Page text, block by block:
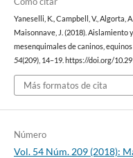
Yaneselli, K., Campbell, V., Algorta,
Maisonnave, J. (2018). Aislamiento
mesenquimales de caninos,
54(209), 14–19. https://doi.org/
Más formatos de cita
Número
Vol. 54 Núm. 209 (2018):